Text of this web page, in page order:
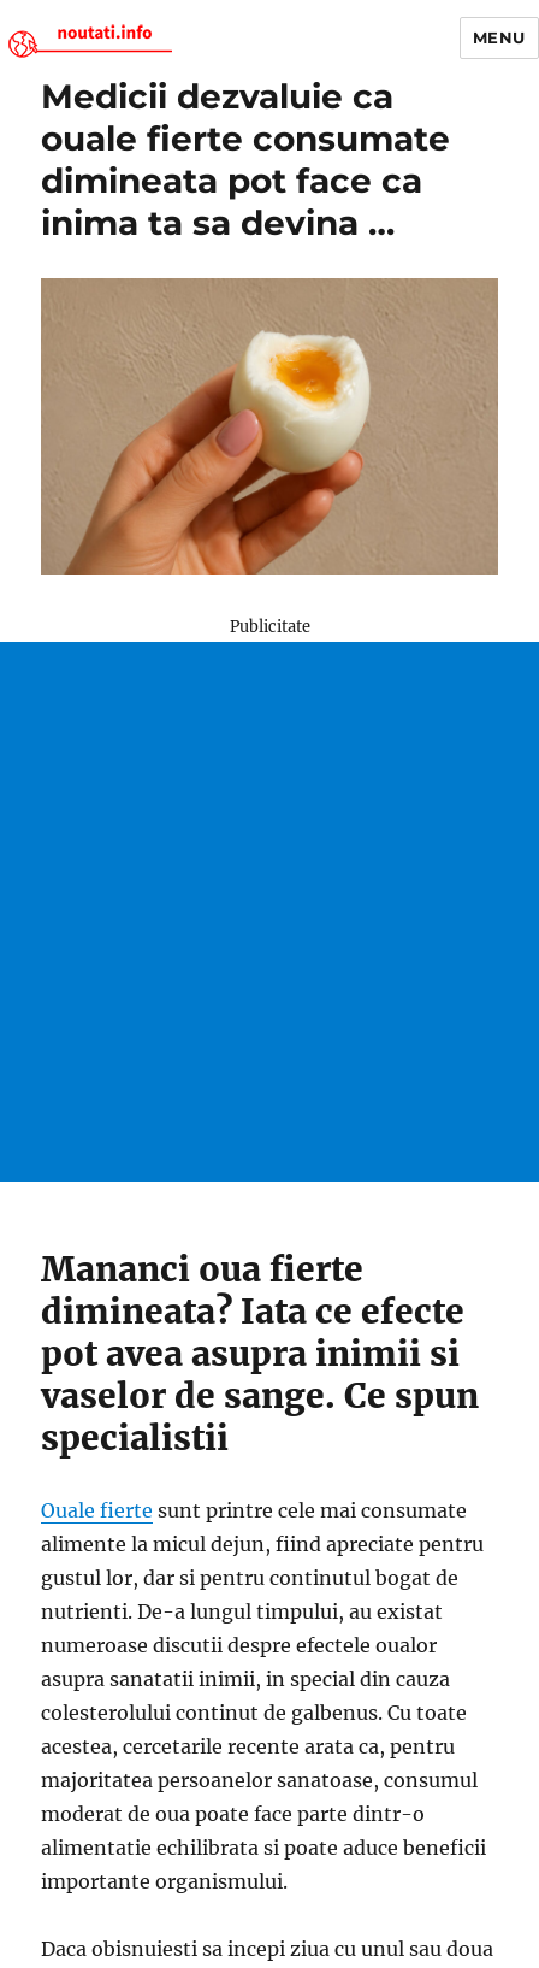
Noutati.Info
MENU
Medicii dezvaluie ca
ouale fierte consumate
dimineata pot face ca
inima ta sa devina …
Publicitate
Mananci oua fierte
dimineata? Iata ce efecte
pot avea asupra inimii si
vaselor de sange. Ce spun
specialistii
Ouale fierte sunt printre cele mai consumate
alimente la micul dejun, fiind apreciate pentru
gustul lor, dar si pentru continutul bogat de
nutrienti. De-a lungul timpului, au existat
numeroase discutii despre efectele oualor
asupra sanatatii inimii, in special din cauza
colesterolului continut de galbenus. Cu toate
acestea, cercetarile recente arata ca, pentru
majoritatea persoanelor sanatoase, consumul
moderat de oua poate face parte dintr-o
alimentatie echilibrata si poate aduce beneficii
importante organismului.
Daca obisnuiesti sa incepi ziua cu unul sau doua